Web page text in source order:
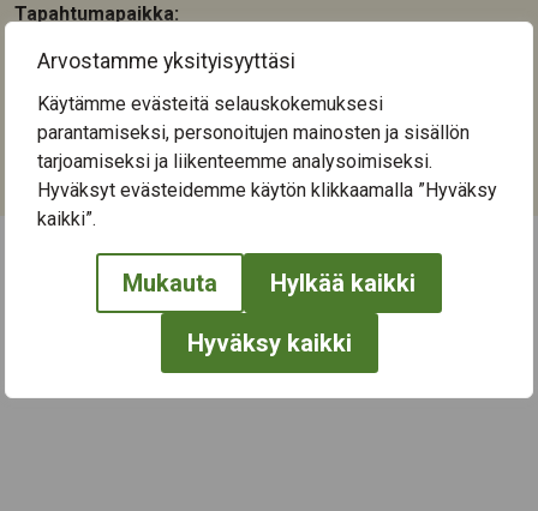
Arvostamme yksityisyyttäsi
Käytämme evästeitä selauskokemuksesi
parantamiseksi, personoitujen mainosten ja sisällön
tarjoamiseksi ja liikenteemme analysoimiseksi.
Hyväksyt evästeidemme käytön klikkaamalla ”Hyväksy
kaikki”.
Mukauta Hylkää kaikki
Hyväksy kaikki
Tapahtumapaikka:
Nuolialantie 46
33900 Tampere
Kategoriat:
Kulttuuri,Taide,Yhteisötaide ,Yhteisötoiminta
← Näytä kaikki tapahtumat